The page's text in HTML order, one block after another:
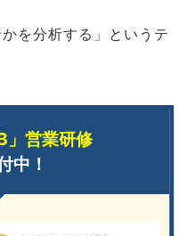
を分析する」というテ
」営業研修
中！